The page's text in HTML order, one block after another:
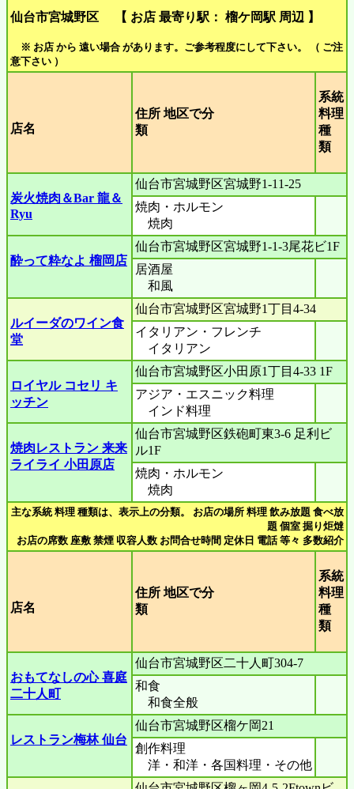
仙台市宮城野区 【 お店 最寄り駅： 榴ケ岡駅 周辺 】
※ お店 から 遠い場合 があります。ご参考程度にして下さい。 （ ご注
意下さい ）
店名
住所 地区で分
類
系統
料理
種
類
炭火焼肉＆Bar 龍＆
Ryu
仙台市宮城野区宮城野1-11-25
焼肉・ホルモン
焼肉
酔って粋なよ 榴岡店
仙台市宮城野区宮城野1-1-3尾花ビ1F
居酒屋
和風
ルイーダのワイン食
堂
仙台市宮城野区宮城野1丁目4-34
イタリアン・フレンチ
イタリアン
ロイヤル コセリ キ
ッチン
仙台市宮城野区小田原1丁目4-33 1F
アジア・エスニック料理
インド料理
焼肉レストラン 来来
ライライ 小田原店
仙台市宮城野区鉄砲町東3-6 足利ビ
ル1F
焼肉・ホルモン
焼肉
主な系統 料理 種類は、表示上の分類。 お店の場所 料理 飲み放題 食べ放
題 個室 掘り炬燵
お店の席数 座敷 禁煙 収容人数 お問合せ時間 定休日 電話 等々 多数紹介
店名
住所 地区で分
類
系統
料理
種
類
おもてなしの心 喜庭
二十人町
仙台市宮城野区二十人町304-7
和食
和食全般
レストラン梅林 仙台
仙台市宮城野区榴ケ岡21
創作料理
洋・和洋・各国料理・その他